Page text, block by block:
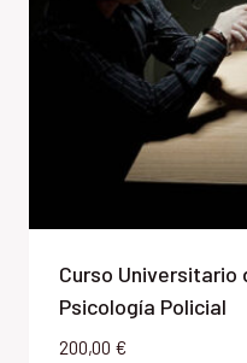
Curso Universitario
Psicología Policial
200,00 €